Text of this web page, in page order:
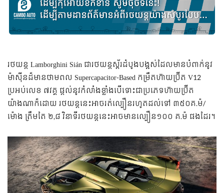
រថយន្ត Lamborghini Sián ជារថយន្តស្ព័រដំបូងបង្អស់ដែលមានបំពាក់នូវ
ម៉ាស៊ីនដ៏មានថាមពល Supercapacitor-Based កម្រឹតហ៊ាយប្រ៊ីត V12
ប្រអប់លេខ ៧វគ្គ ផ្តល់នូវកំលាំងខ្លាំងបើទោះជាប្រភេទហ៊ាយប្រ៊ីត
យ៉ាងណាក៏ដោយ រថយន្តនេះអាចរត់ល្បឿនរហូតដល់ទៅ ៣៥០គ.ម៉/
ម៉ោង ត្រឹមតែ ២,៨ វិនាទីរថយន្តនេះអាចមានល្បឿន១០០ គ.ម៉ ផងដែរ។